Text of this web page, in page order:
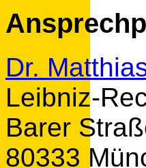
Dr.
Leibniz-
Barer
80333